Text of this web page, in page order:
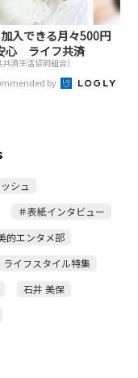
入できる月々500円
心 ライフ共済
済生活協同組合）
by
シュ
＃表紙インタビュー
的エンタメ部
ライフスタイル特集
石井 美保